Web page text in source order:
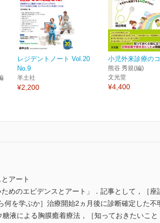
レジデントノート Vol.20
No.9
羊土社
¥2,200
小児外来診療の
熊谷 秀規(編)
文光堂
¥4,400
アート
めのエビデンスとアート」．記事として，［
を学ぶか］治療開始2ヵ月後に診断確定した
液による胸膜癒着療法，［知っておきたいこ